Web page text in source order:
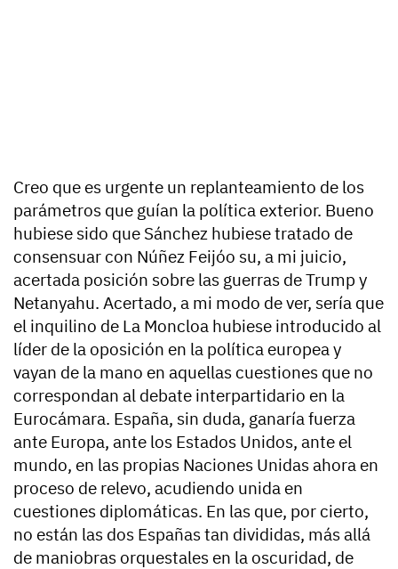
Creo que es urgente un replanteamiento de los
parámetros que guían la política exterior. Bueno
hubiese sido que Sánchez hubiese tratado de
consensuar con Núñez Feijóo su, a mi juicio,
acertada posición sobre las guerras de Trump y
Netanyahu. Acertado, a mi modo de ver, sería que
el inquilino de La Moncloa hubiese introducido al
líder de la oposición en la política europea y
vayan de la mano en aquellas cuestiones que no
correspondan al debate interpartidario en la
Eurocámara. España, sin duda, ganaría fuerza
ante Europa, ante los Estados Unidos, ante el
mundo, en las propias Naciones Unidas ahora en
proceso de relevo, acudiendo unida en
cuestiones diplomáticas. En las que, por cierto,
no están las dos Españas tan divididas, más allá
de maniobras orquestales en la oscuridad, de